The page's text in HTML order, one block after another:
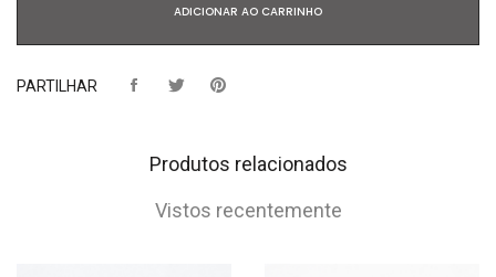
ADICIONAR AO CARRINHO
PARTILHAR
Produtos relacionados
Vistos recentemente